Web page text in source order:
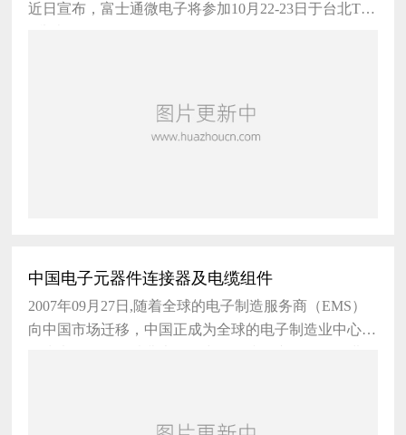
近日宣布，富士通微电子将参加10月22-23日于台北TIC
中国电子元器件连接器及电缆组件
2007年09月27日,随着全球的电子制造服务商（EMS）
向中国市场迁移，中国正成为全球的电子制造业中心，